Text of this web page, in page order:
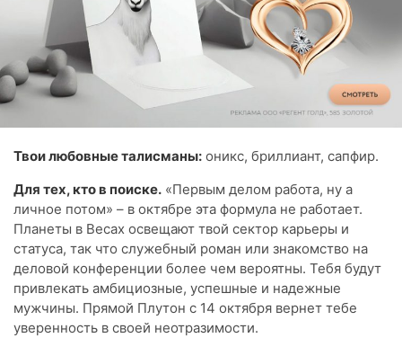
Твои любовные талисманы: оникс, бриллиант, сапфир.
Для тех, кто в поиске. «Первым делом работа, ну а
личное потом» – в октябре эта формула не работает.
Планеты в Весах освещают твой сектор карьеры и
статуса, так что служебный роман или знакомство на
деловой конференции более чем вероятны. Тебя будут
привлекать амбициозные, успешные и надежные
мужчины. Прямой Плутон с 14 октября вернет тебе
уверенность в своей неотразимости.